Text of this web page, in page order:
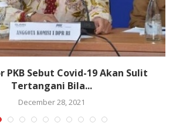
PKB Sebut Covid-19 Akan Sulit
Tertangani Bila...
December 28, 2021